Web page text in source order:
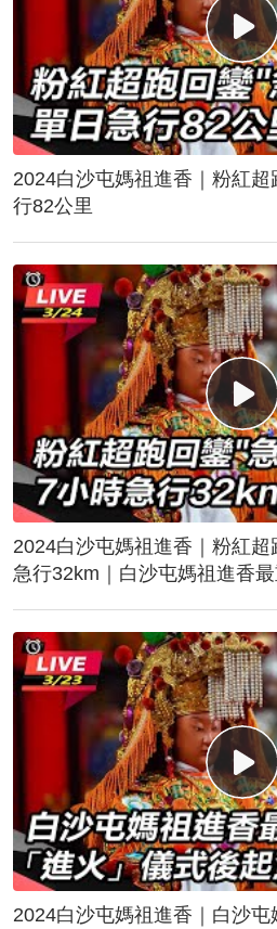
2024白沙屯媽祖進香｜粉紅超跑回
行82公里
2024白沙屯媽祖進香｜粉紅
急行32km｜白沙屯媽祖進香
2024白沙屯媽祖進香｜白沙屯